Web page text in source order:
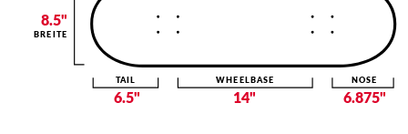
14"
WHEELBASE
6.875"
NOSE
6.5"
TAIL
8.5"
BREITE